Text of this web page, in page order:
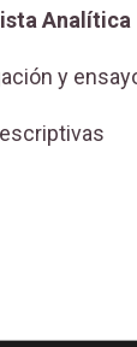
Analítica
y